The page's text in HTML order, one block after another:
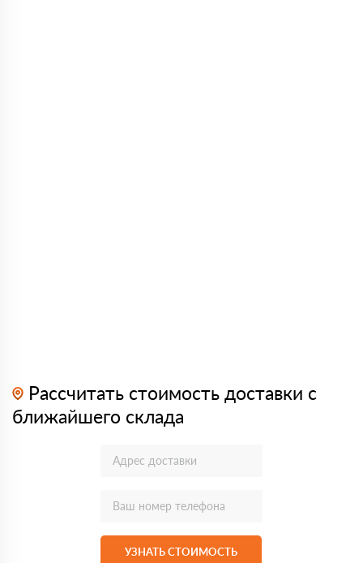
Рассчитать стоимость доставки с
ближайшего склада
УЗНАТЬ СТОИМОСТЬ